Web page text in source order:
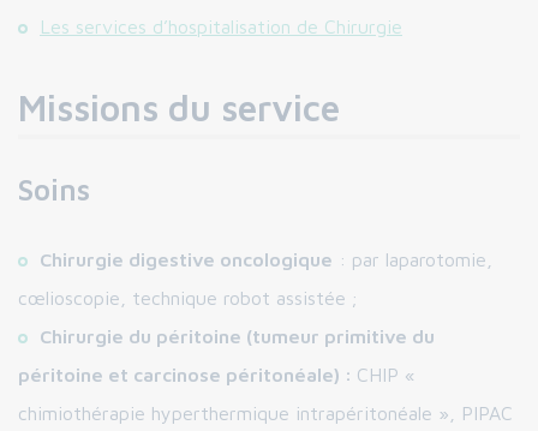
Les services d’hospitalisation de Chirurgie
Missions du service
Soins
Chirurgie digestive oncologique : par laparotomie,
cœlioscopie, technique robot assistée ;
Chirurgie du péritoine (tumeur primitive du
péritoine et carcinose péritonéale) : CHIP «
chimiothérapie hyperthermique intrapéritonéale », PIPAC